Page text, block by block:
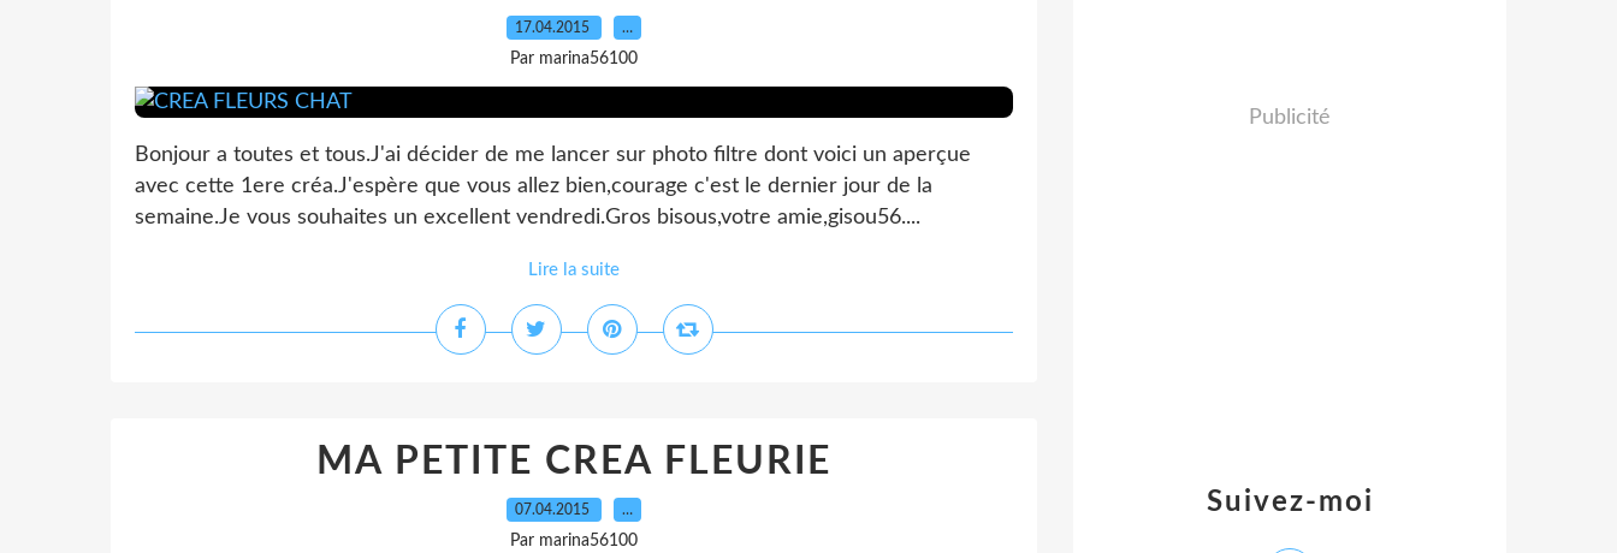
17.04.2015 …
Par marina56100
Bonjour a toutes et tous.J'ai décider de me lancer sur photo filtre dont voici un aperçue
avec cette 1ere créa.J'espère que vous allez bien,courage c'est le dernier jour de la
semaine.Je vous souhaites un excellent vendredi.Gros bisous,votre amie,gisou56....
Lire la suite
MA PETITE CREA FLEURIE
07.04.2015 …
Par marina56100
Suivez-moi
Publicité